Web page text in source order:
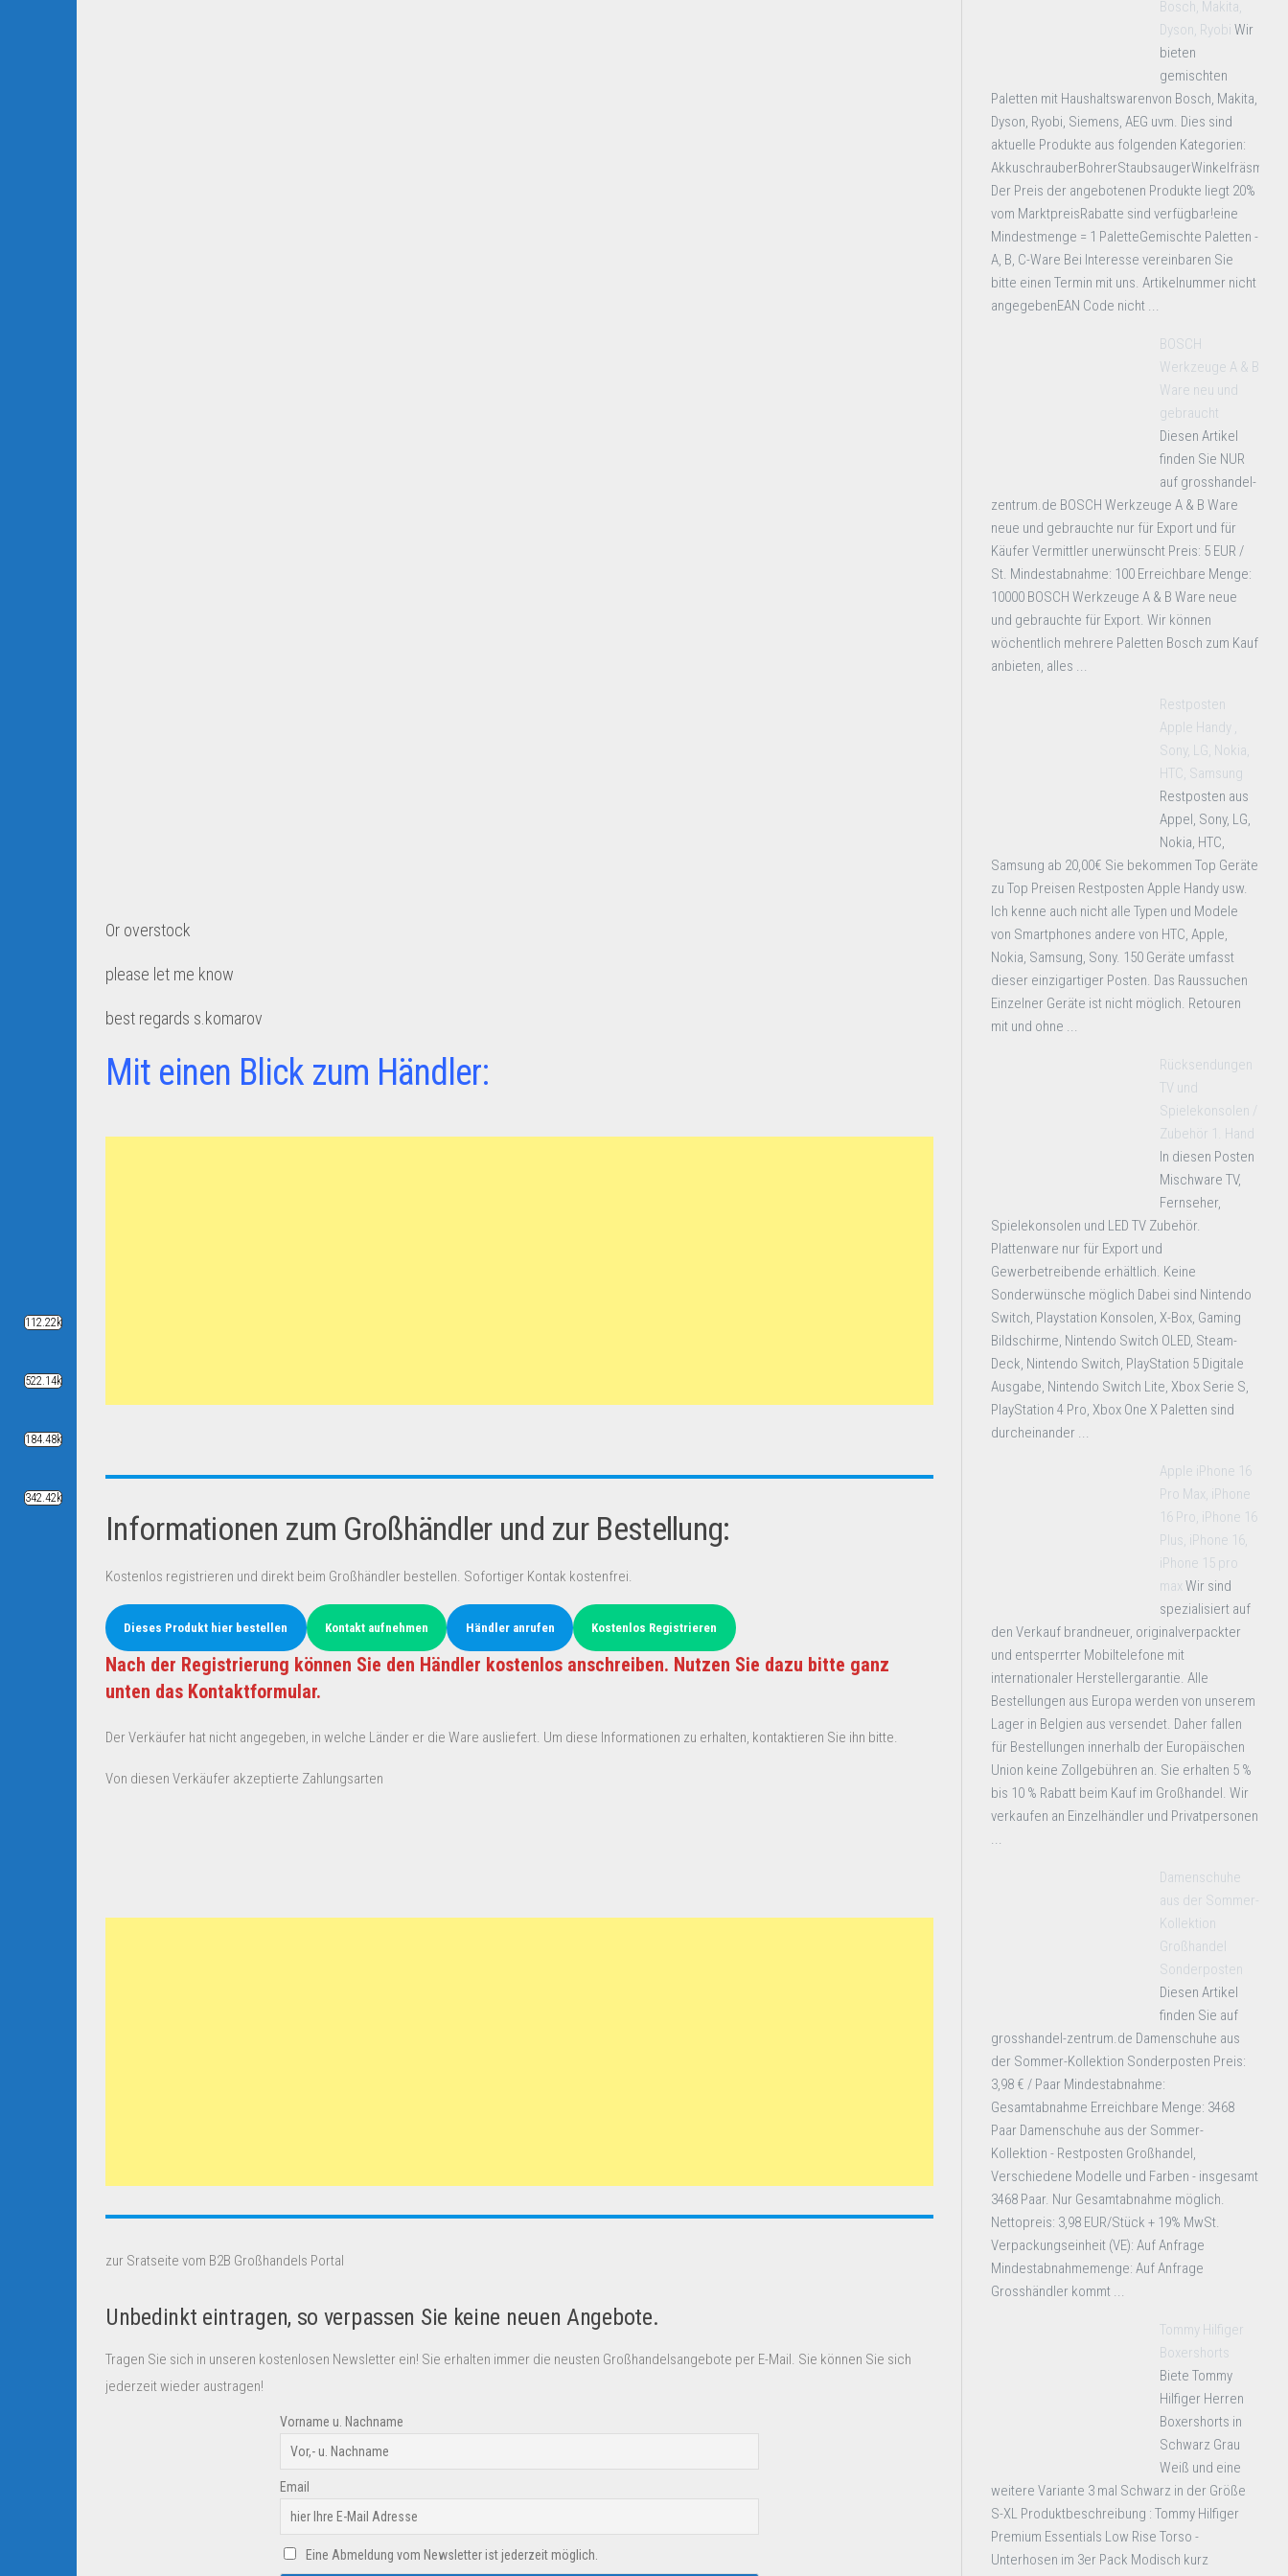
Or overstock
please let me know
best regards s.komarov
Mit einen Blick zum Händler:
Informationen zum Großhändler und zur Bestellung:
Kostenlos registrieren und direkt beim Großhändler bestellen. Sofortiger Kontak kostenfrei.
Dieses Produkt hier bestellen Kontakt aufnehmen Händler anrufen Kostenlos Registrieren
Nach der Registrierung können Sie den Händler kostenlos anschreiben. Nutzen Sie dazu bitte ganz
unten das Kontaktformular.
Der Verkäufer hat nicht angegeben, in welche Länder er die Ware ausliefert. Um diese Informationen zu erhalten, kontaktieren Sie ihn bitte.
Von diesen Verkäufer akzeptierte Zahlungsarten
zur Sratseite vom B2B Großhandels Portal
Unbedinkt eintragen, so verpassen Sie keine neuen Angebote.
Tragen Sie sich in unseren kostenlosen Newsletter ein! Sie erhalten immer die neusten Großhandelsangebote per E-Mail. Sie können Sie sich
jederzeit wieder austragen!
Vorname u. Nachname
Email
Eine Abmeldung vom Newsletter ist jederzeit möglich.
Bosch, Makita,
Dyson, Ryobi Wir
bieten
gemischten
Paletten mit Haushaltswarenvon Bosch, Makita,
Dyson, Ryobi, Siemens, AEG uvm. Dies sind
aktuelle Produkte aus folgenden Kategorien:
Der Preis der angebotenen Produkte liegt 20%
vom MarktpreisRabatte sind verfügbar!eine
Mindestmenge = 1 PaletteGemischte Paletten -
A, B, C-Ware Bei Interesse vereinbaren Sie
bitte einen Termin mit uns. Artikelnummer nicht
angegebenEAN Code nicht ...
BOSCH
Werkzeuge A & B
Ware neu und
gebraucht
Diesen Artikel
finden Sie NUR
auf grosshandel-
zentrum.de BOSCH Werkzeuge A & B Ware
neue und gebrauchte nur für Export und für
Käufer Vermittler unerwünscht Preis: 5 EUR /
St. Mindestabnahme: 100 Erreichbare Menge:
10000 BOSCH Werkzeuge A & B Ware neue
und gebrauchte für Export. Wir können
wöchentlich mehrere Paletten Bosch zum Kauf
anbieten, alles ...
Restposten
Apple Handy ,
Sony, LG, Nokia,
HTC, Samsung
Restposten aus
Appel, Sony, LG,
Nokia, HTC,
Samsung ab 20,00€ Sie bekommen Top Geräte
zu Top Preisen Restposten Apple Handy usw.
Ich kenne auch nicht alle Typen und Modele
von Smartphones andere von HTC, Apple,
Nokia, Samsung, Sony. 150 Geräte umfasst
dieser einzigartiger Posten. Das Raussuchen
Einzelner Geräte ist nicht möglich. Retouren
mit und ohne ...
Rücksendungen
TV und
Spielekonsolen /
Zubehör 1. Hand
In diesen Posten
Mischware TV,
Fernseher,
Spielekonsolen und LED TV Zubehör.
Plattenware nur für Export und
Gewerbetreibende erhältlich. Keine
Sonderwünsche möglich Dabei sind Nintendo
Switch, Playstation Konsolen, X-Box, Gaming
Bildschirme, Nintendo Switch OLED, Steam-
Deck, Nintendo Switch, PlayStation 5 Digitale
Ausgabe, Nintendo Switch Lite, Xbox Serie S,
PlayStation 4 Pro, Xbox One X Paletten sind
durcheinander ...
Apple iPhone 16
Pro Max, iPhone
16 Pro, iPhone 16
Plus, iPhone 16,
iPhone 15 pro
maxWir sind
spezialisiert auf
den Verkauf brandneuer, originalverpackter
und entsperrter Mobiltelefone mit
internationaler Herstellergarantie. Alle
Bestellungen aus Europa werden von unserem
Lager in Belgien aus versendet. Daher fallen
für Bestellungen innerhalb der Europäischen
Union keine Zollgebühren an. Sie erhalten 5 %
bis 10 % Rabatt beim Kauf im Großhandel. Wir
verkaufen an Einzelhändler und Privatpersonen
...
Damenschuhe
aus der Sommer-
Kollektion
Großhandel
Sonderposten
Diesen Artikel
finden Sie auf
grosshandel-zentrum.de Damenschuhe aus
der Sommer-Kollektion Sonderposten Preis:
3,98 € / Paar Mindestabnahme:
Gesamtabnahme Erreichbare Menge: 3468
Paar Damenschuhe aus der Sommer-
Kollektion - Restposten Großhandel,
Verschiedene Modelle und Farben - insgesamt
3468 Paar. Nur Gesamtabnahme möglich.
Nettopreis: 3,98 EUR/Stück + 19% MwSt.
Verpackungseinheit (VE): Auf Anfrage
Mindestabnahmemenge: Auf Anfrage
Grosshändler kommt ...
Tommy Hilfiger
Boxershorts
Biete Tommy
Hilfiger Herren
Boxershorts in
Schwarz Grau
Weiß und eine
weitere Variante 3 mal Schwarz in der Größe
S-XL Produktbeschreibung : Tommy Hilfiger
Premium Essentials Low Rise Torso -
Unterhosen im 3er Pack Modisch kurz
112.22k
522.14k
184.48k
342.42k